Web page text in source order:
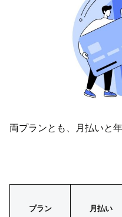
両プランとも、月払いと
プラン 月払い